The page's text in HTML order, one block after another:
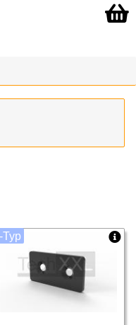
Typ